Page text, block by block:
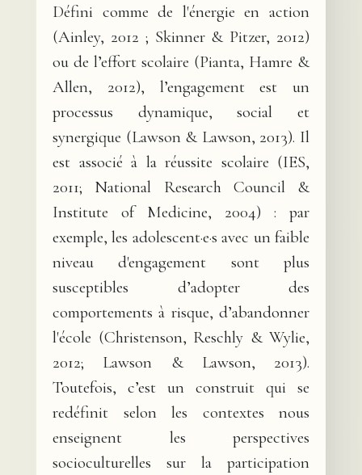
Défini comme de l'énergie en action
(Ainley, 2012 ; Skinner & Pitzer, 2012)
ou de l’effort scolaire (Pianta, Hamre &
Allen, 2012), l’engagement est un
processus dynamique, social et
synergique (Lawson & Lawson, 2013). Il
est associé à la réussite scolaire (IES,
2011; National Research Council &
Institute of Medicine, 2004) : par
exemple, les adolescent·e·s avec un faible
niveau d'engagement sont plus
susceptibles d’adopter des
comportements à risque, d’abandonner
l'école (Christenson, Reschly & Wylie,
2012; Lawson & Lawson, 2013).
Toutefois, c’est un construit qui se
redéfinit selon les contextes nous
enseignent les perspectives
socioculturelles sur la participation